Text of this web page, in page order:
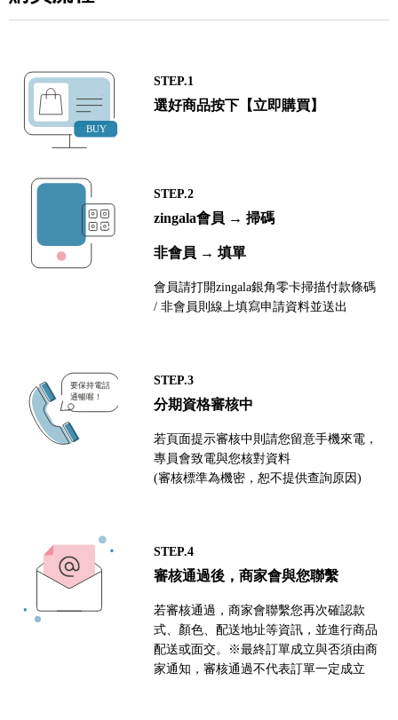
STEP.1
選好商品按下【立即購買】
STEP.2
zingala會員 → 掃碼
非會員 → 填單
會員請打開zingala銀角零卡掃描付款條碼
/ 非會員則線上填寫申請資料並送出
STEP.3
分期資格審核中
若頁面提示審核中則請您留意手機來電，
專員會致電與您核對資料
(審核標準為機密，恕不提供查詢原因)
STEP.4
審核通過後，商家會與您聯繫
若審核通過，商家會聯繫您再次確認款
式、顏色、配送地址等資訊，並進行商品
配送或面交。※最終訂單成立與否須由商
家通知，審核通過不代表訂單一定成立